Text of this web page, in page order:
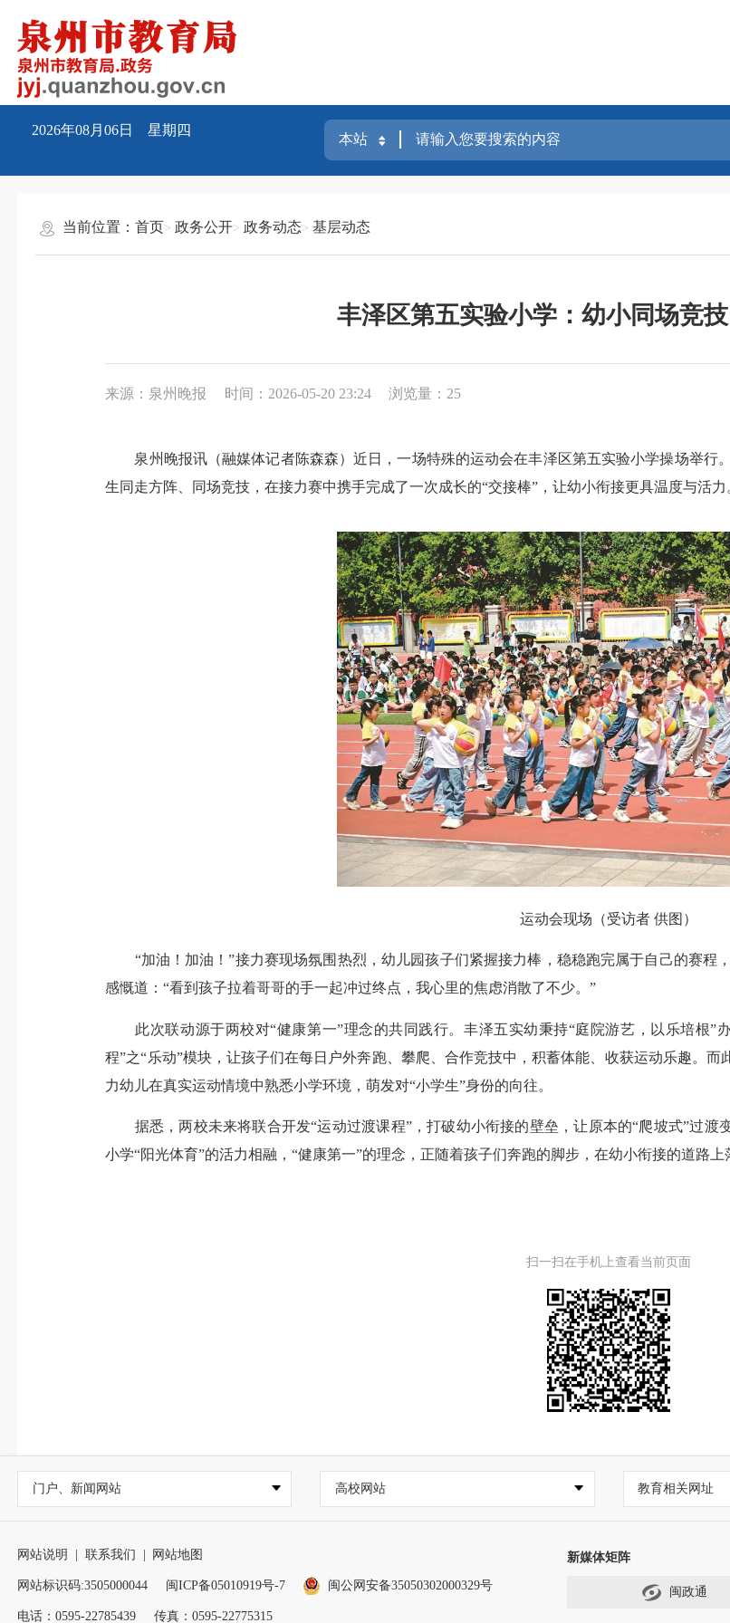
2026年08月06日 星期四
当前位置：首页 政务公开 政务动态 基层动态
丰泽区第五实验小学：幼小同场竞
来源：泉州晚报 时间：2026-05-20 23:24 浏览量： 25
泉州晚报讯（融媒体记者陈森森）近日，一场特殊的运动会在丰泽区第五实验小学操场举行
生同走方阵、同场竞技，在接力赛中携手完成了一次成长的“交接棒”，让幼小衔接更具温度与活力
运动会现场（受访者 供图）
“加油！加油！”接力赛现场氛围热烈，幼儿园孩子们紧握接力棒，稳稳跑完属于自己的赛程
感慨道：“看到孩子拉着哥哥的手一起冲过终点，我心里的焦虑消散了不少。”
此次联动源于两校对“健康第一”理念的共同践行。丰泽五实幼秉持“庭院游艺，以乐培根”
程”之“乐动”模块，让孩子们在每日户外奔跑、攀爬、合作竞技中，积蓄体能、收获运动乐趣。
力幼儿在真实运动情境中熟悉小学环境，萌发对“小学生”身份的向往。
据悉，两校未来将联合开发“运动过渡课程”，打破幼小衔接的壁垒，让原本的“爬坡式”过渡
小学“阳光体育”的活力相融，“健康第一”的理念，正随着孩子们奔跑的脚步，在幼小衔接的道路上
扫一扫在手机上查看当前页面
门户、新闻网站 高校网站 教育相关网址
网站说明 | 联系我们 | 网站地图
网站标识码:3505000044 闽ICP备05010919号-7 闽公网安备35050302000329号
电话：0595-22785439 传真：0595-22775315
新媒体矩阵
闽政通